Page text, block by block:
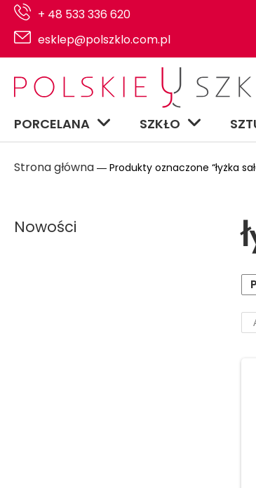
+ 48 533 336 620
esklep@polszklo.com.pl
PORCELANA SZKŁO
Strona główna ― Produkty oznaczone “łyżka
Nowości